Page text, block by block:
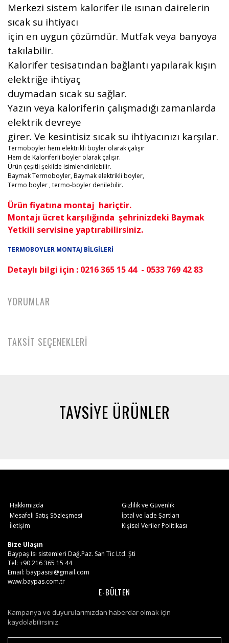
Merkezi sistem kalorifer ile ısınan dairelerin
sıcak su ihtiyacı
için en uygun çözümdür. Mutfak veya banyoya
takılabilir.
Kalorifer tesisatından bağlantı yapılarak kışın
elektriğe ihtiyaç
duymadan sıcak su sağlar.
Yazın veya kaloriferin çalışmadığı zamanlarda
elektrik devreye
girer. Ve kesintisiz sıcak su ihtiyacınızı karşılar.
Termoboyler hem elektrikli boyler olarak çalışır
Hem de Kaloriferli boyler olarak çalışır.
Ürün çeşitli şekilde isimlendirilebilir.
Baymak Termoboyler, Baymak elektrikli boyler,
Termo boyler , termo-boyler denilebilir.
Ürün fiyatına montaj hariçtir.
Montajı ücret karşılığında şehrinizdeki Baymak
Yetkili servisine yaptırabilirsiniz.
TERMOBOYLER MONTAJ BİLGİLERİ
Detaylı bilgi için : 0216 365 15 44 - 0533 769 42 83
YORUMLAR
TAKSİT SEÇENEKLERİ
TAVSİYE ÜRÜNLER
Hakkımızda
Gizlilik ve Güvenlik
Mesafeli Satış Sözleşmesi
İptal ve İade Şartları
İletişim
Kişisel Veriler Politikası
Bize Ulaşın
Baypaş Isı sistemleri Dağ.Paz. San Tic Ltd. Şti
Tel: +90 216 365 15 44
Email: baypasisi@gmail.com
www.baypas.com.tr
E-BÜLTEN
Kampanya ve duyurularımızdan haberdar olmak için
kaydolabilirsiniz.